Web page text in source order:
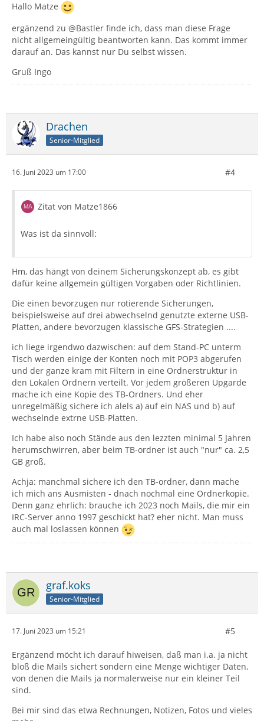
Hallo Matze
ergänzend zu @Bastler finde ich, dass man diese Frage
nicht allgemeingültig beantworten kann. Das kommt immer
darauf an. Das kannst nur Du selbst wissen.
Gruß Ingo
Drachen
Senior-Mitglied
16. Juni 2023 um 17:00 #4
Zitat von Matze1866
Was ist da sinnvoll:
Hm, das hängt von deinem Sicherungskonzept ab, es gibt
dafür keine allgemein gültigen Vorgaben oder Richtlinien.
Die einen bevorzugen nur rotierende Sicherungen,
beispielsweise auf drei abwechselnd genutzte externe USB-
Platten, andere bevorzugen klassische GFS-Strategien ....
ich liege irgendwo dazwischen: auf dem Stand-PC unterm
Tisch werden einige der Konten noch mit POP3 abgerufen
und der ganze kram mit Filtern in eine Ordnerstruktur in
den Lokalen Ordnern verteilt. Vor jedem größeren Upgarde
mache ich eine Kopie des TB-Ordners. Und eher
unregelmäßig sichere ich alels a) auf ein NAS und b) auf
wechselnde extrne USB-Platten.
Ich habe also noch Stände aus den lezzten minimal 5 Jahren
herumschwirren, aber beim TB-ordner ist auch "nur" ca. 2,5
GB groß.
Achja: manchmal sichere ich den TB-ordner, dann mache
ich mich ans Ausmisten - dnach nochmal eine Ordnerkopie.
Denn ganz ehrlich: brauche ich 2023 noch Mails, die mir ein
IRC-Server anno 1997 geschickt hat? eher nicht. Man muss
auch mal loslassen können
graf.koks
Senior-Mitglied
17. Juni 2023 um 15:21 #5
Ergänzend möcht ich darauf hiweisen, daß man i.a. ja nicht
bloß die Mails sichert sondern eine Menge wichtiger Daten,
von denen die Mails ja normalerweise nur ein kleiner Teil
sind.
Bei mir sind das etwa Rechnungen, Notizen, Fotos und vieles